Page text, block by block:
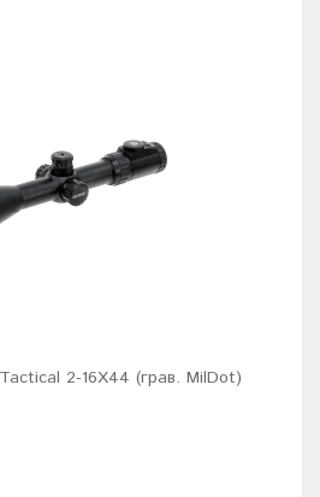
2-16X44 (грав. MilDot)